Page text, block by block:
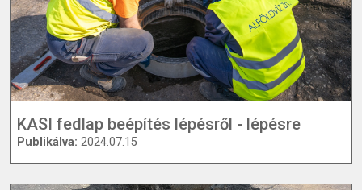
KASI fedlap beépítés lépésről - lépésre
Publikálva: 2024.07.15